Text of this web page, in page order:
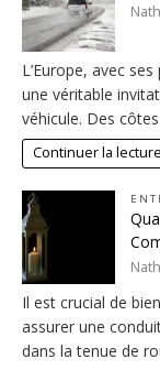
L’Europe, avec
une véritable
véhicule. Des
Continuer la lecture
Il est crucial de
assurer une
dans la tenue de